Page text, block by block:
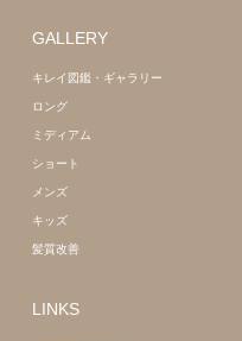
GALLERY
キレイ図鑑・ギャラリー
ロング
ミディアム
ショート
メンズ
キッズ
髪質改善
LINKS